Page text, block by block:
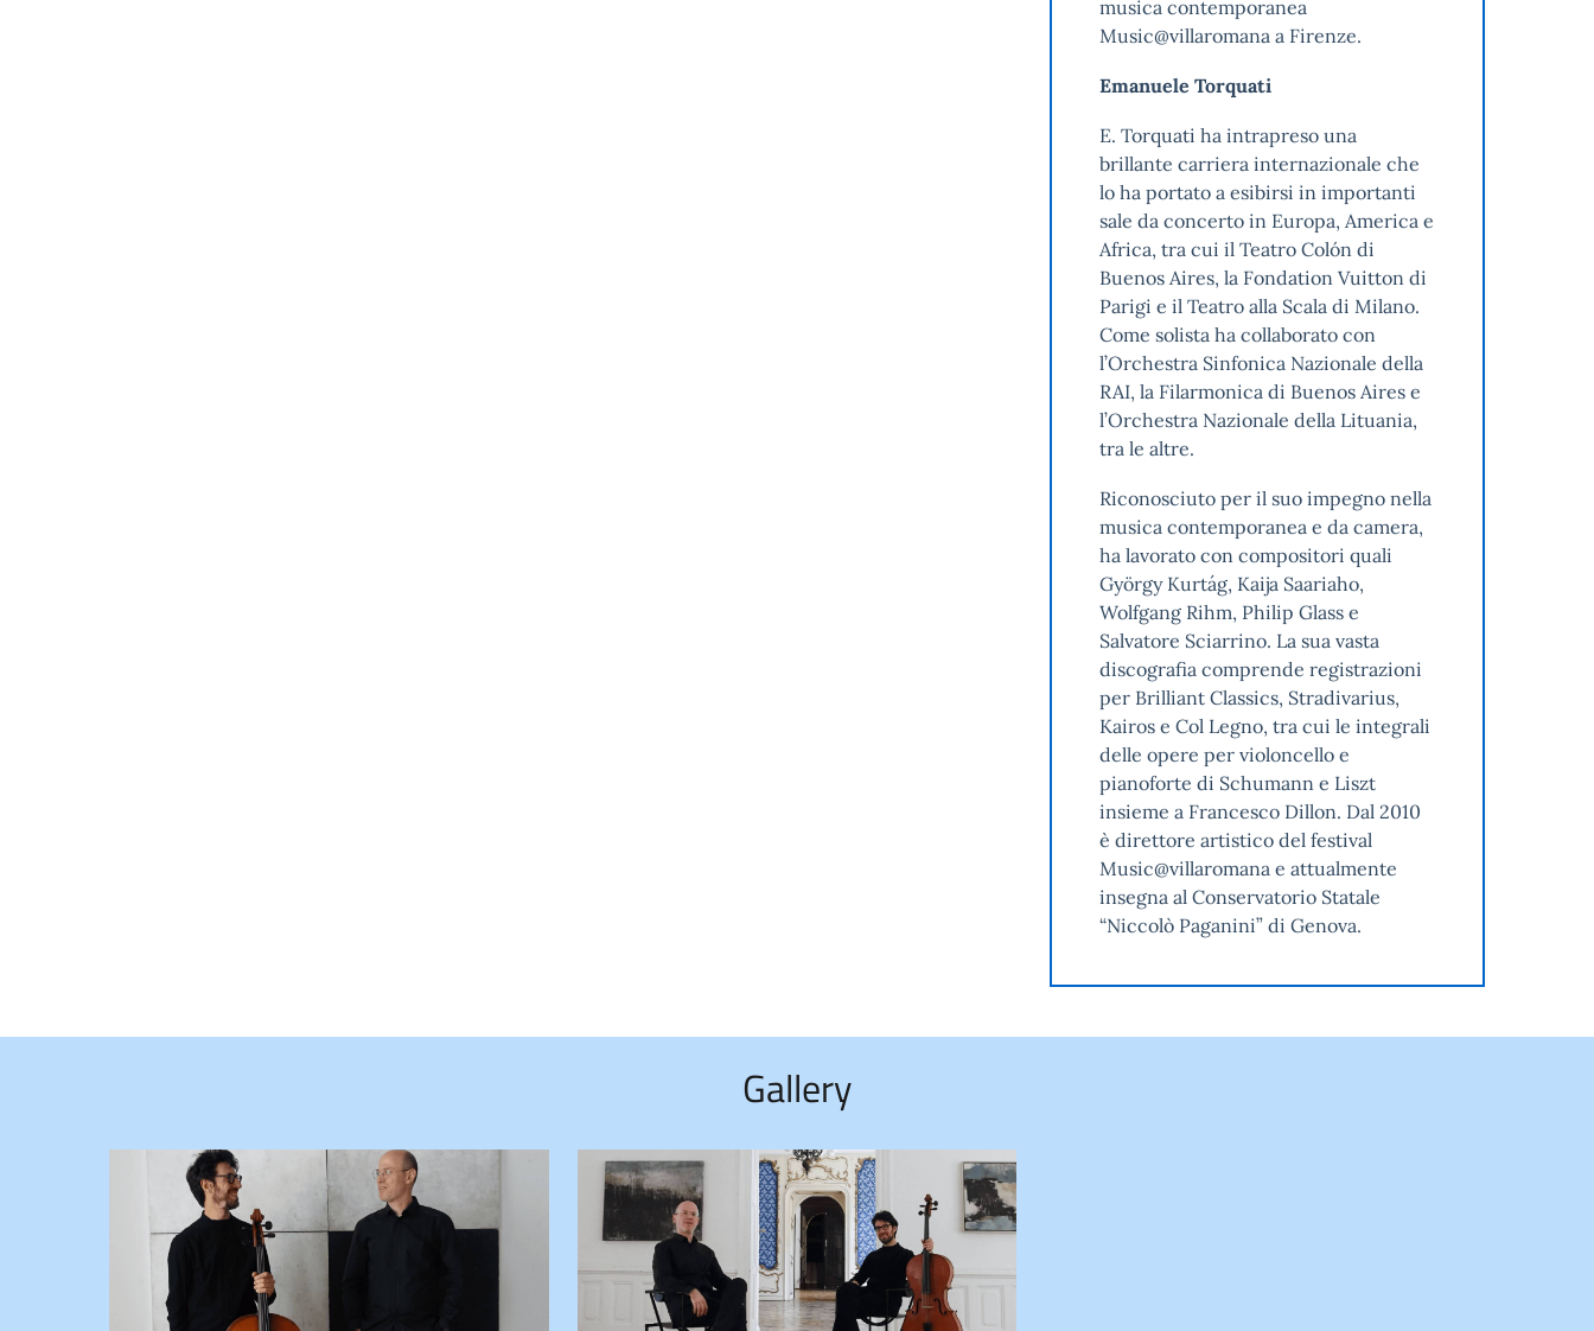
musica contemporanea
Music@villaromana a Firenze.
Emanuele Torquati
E. Torquati ha intrapreso una
brillante carriera internazionale che
lo ha portato a esibirsi in importanti
sale da concerto in Europa, America e
Africa, tra cui il Teatro Colón di
Buenos Aires, la Fondation Vuitton di
Parigi e il Teatro alla Scala di Milano.
Come solista ha collaborato con
l’Orchestra Sinfonica Nazionale della
RAI, la Filarmonica di Buenos Aires e
l’Orchestra Nazionale della Lituania,
tra le altre.
Riconosciuto per il suo impegno nella
musica contemporanea e da camera,
ha lavorato con compositori quali
György Kurtág, Kaija Saariaho,
Wolfgang Rihm, Philip Glass e
Salvatore Sciarrino. La sua vasta
discografia comprende registrazioni
per Brilliant Classics, Stradivarius,
Kairos e Col Legno, tra cui le integrali
delle opere per violoncello e
pianoforte di Schumann e Liszt
insieme a Francesco Dillon. Dal 2010
è direttore artistico del festival
Music@villaromana e attualmente
insegna al Conservatorio Statale
“Niccolò Paganini” di Genova.
Gallery